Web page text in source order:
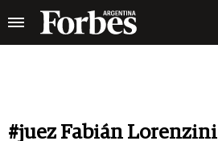
#juez Fabián Lorenzini